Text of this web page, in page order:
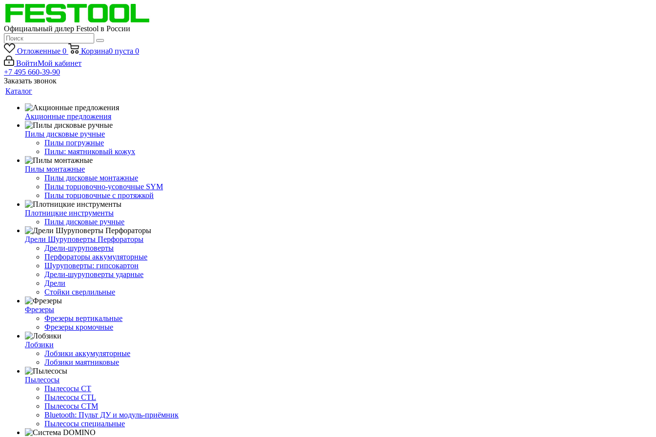
Официальный дилер Festool в России
Отложенные 0 Корзина0 пуста 0
ВойтиМой кабинет
+7 495 660-39-90
Заказать звонок
Каталог
Акционные предложения
Пилы дисковые ручные
Пилы погружные
Пилы: маятниковый кожух
Пилы монтажные
Пилы дисковые монтажные
Пилы торцовочно-усовочные SYM
Пилы торцовочные с протяжкой
Плотницкие инструменты
Пилы дисковые ручные
Дрели Шуруповерты Перфораторы
Дрели-шуруповерты
Перфораторы аккумуляторные
Шуруповерты: гипсокартон
Дрели-шуруповерты ударные
Дрели
Стойки сверлильные
Фрезеры
Фрезеры вертикальные
Фрезеры кромочные
Лобзики
Лобзики аккумуляторные
Лобзики маятниковые
Пылесосы
Пылесосы CT
Пылесосы CTL
Пылесосы CTM
Bluetooth: Пульт ДУ и модуль-приёмник
Пылесосы специальные